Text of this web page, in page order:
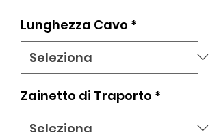
Lunghezza Cavo *
Zainetto di Traporto *